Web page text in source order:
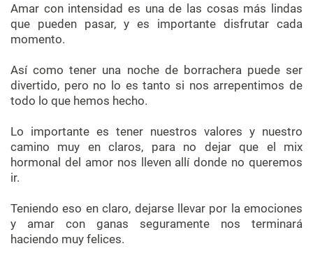
Amar con intensidad es una de las cosas más lindas
que pueden pasar, y es importante disfrutar cada
momento.
Así como tener una noche de borrachera puede ser
divertido, pero no lo es tanto si nos arrepentimos de
todo lo que hemos hecho.
Lo importante es tener nuestros valores y nuestro
camino muy en claros, para no dejar que el mix
hormonal del amor nos lleven allí donde no queremos
ir.
Teniendo eso en claro, dejarse llevar por la emociones
y amar con ganas seguramente nos terminará
haciendo muy felices.